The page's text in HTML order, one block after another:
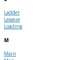
Ladder
League
Loading
M
Main